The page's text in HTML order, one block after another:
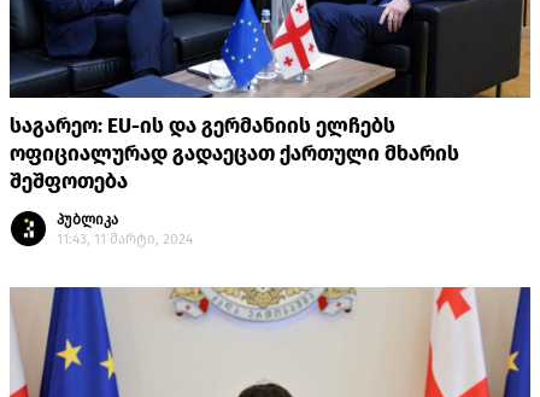
საგარეო: EU-ის და გერმანიის ელჩებს
ოფიციალურად გადაეცათ ქართული მხარის
შეშფოთება
პუბლიკა
11:43, 11 მარტი, 2024